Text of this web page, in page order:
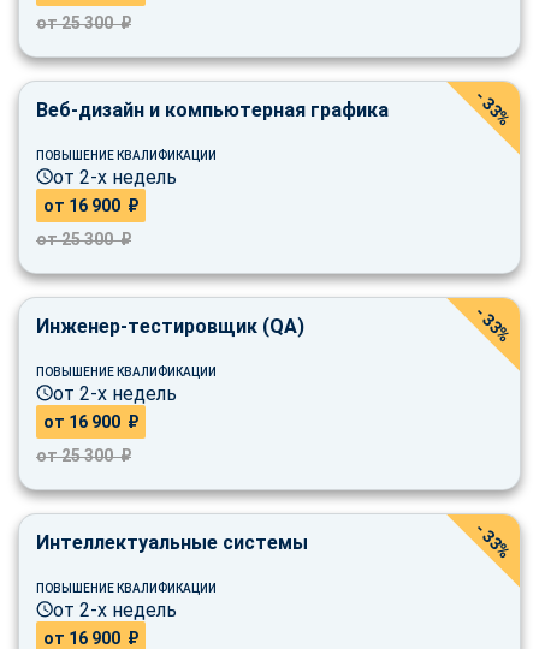
от 25 300 ₽
Веб-дизайн и компьютерная графика
ПОВЫШЕНИЕ КВАЛИФИКАЦИИ
от 2-х недель
от 16 900 ₽
от 25 300 ₽
- 33%
Инженер-тестировщик (QA)
ПОВЫШЕНИЕ КВАЛИФИКАЦИИ
от 2-х недель
от 16 900 ₽
от 25 300 ₽
- 33%
Интеллектуальные системы
ПОВЫШЕНИЕ КВАЛИФИКАЦИИ
от 2-х недель
от 16 900 ₽
- 33%
ChatApp
online